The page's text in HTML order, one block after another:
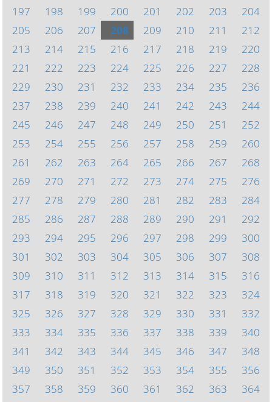
197
198 199 200 201 202 203
204
205
206 207 208 209 210 211
212
213
214 215 216 217 218 219
220
221
222 223 224 225 226 227
228
229
230 231 232 233 234 235
236
237
238 239 240 241 242 243
244
245
246 247 248 249 250 251
252
253
254 255 256 257 258 259
260
261
262 263 264 265 266 267
268
269
270 271 272 273 274 275
276
277
278 279 280 281 282 283
284
285
286 287 288 289 290 291
292
293
294 295 296 297 298 299
300
301
302 303 304 305 306 307
308
309
310 311 312 313 314 315
316
317
318 319 320 321 322 323
324
325
326 327 328 329 330 331
332
333
334 335 336 337 338 339
340
341
342 343 344 345 346 347
348
349
350 351 352 353 354 355
356
357
358 359 360 361 362 363
364